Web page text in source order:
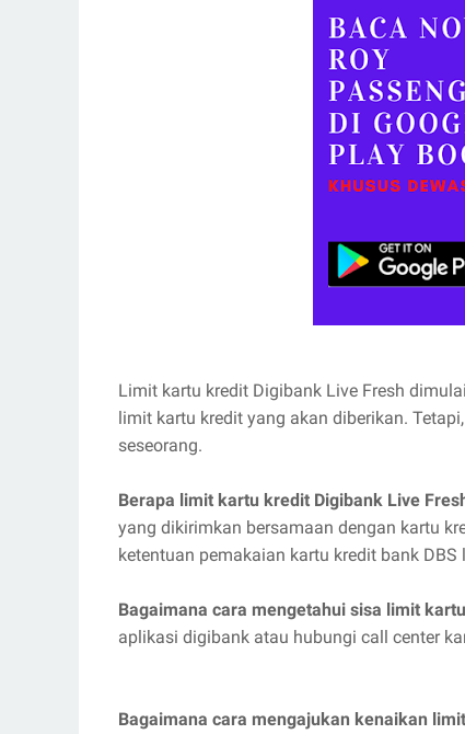
Limit kartu kredit Digibank Live Fresh
limit kartu kredit yang akan diberikan.
seseorang.
Berapa limit kartu kredit Digibank Live
yang dikirimkan bersamaan dengan kartu
ketentuan pemakaian kartu kredit bank DBS
Bagaimana cara mengetahui sisa limit
aplikasi digibank atau hubungi call center
Bagaimana cara mengajukan kenaikan